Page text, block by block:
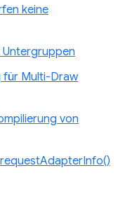
keine
Untergruppen
für Multi-Draw
von